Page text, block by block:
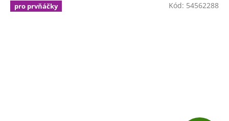
pro prvňáčky Kód: 54562288